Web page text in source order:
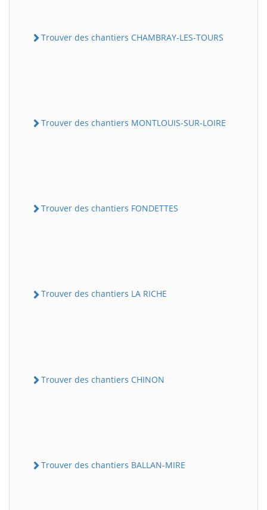
Trouver des chantiers CHAMBRAY-LES-TOURS
Trouver des chantiers MONTLOUIS-SUR-LOIRE
Trouver des chantiers FONDETTES
Trouver des chantiers LA RICHE
Trouver des chantiers CHINON
Trouver des chantiers BALLAN-MIRE